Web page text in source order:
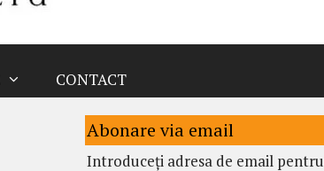
CONTACT
Abonare via email
Introduceți adresa de email pentru